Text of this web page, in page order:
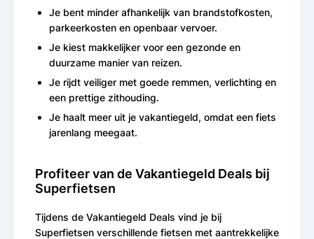
Je bent minder afhankelijk van brandstofkosten,
parkeerkosten en openbaar vervoer.
Je kiest makkelijker voor een gezonde en
duurzame manier van reizen.
Je rijdt veiliger met goede remmen, verlichting en
een prettige zithouding.
Je haalt meer uit je vakantiegeld, omdat een fiets
jarenlang meegaat.
Profiteer van de Vakantiegeld Deals bij
Superfietsen
Tijdens de Vakantiegeld Deals vind je bij
Superfietsen verschillende fietsen met aantrekkelijke